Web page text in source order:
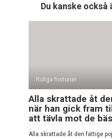
Du kanske också
Roliga historier
Alla skrattade åt
när han gick fram
att tävla mot de
Alla skrattade åt den fattige